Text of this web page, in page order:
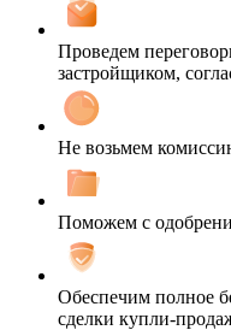
Проведем
застройщиком,
Не возьмем
Поможем с
Обеспечим полное
сделки купли-